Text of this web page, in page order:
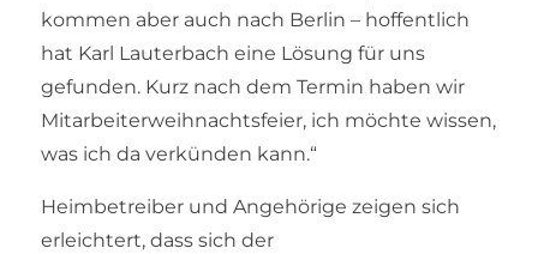
kommen aber auch nach Berlin – hoffentlich
hat Karl Lauterbach eine Lösung für uns
gefunden. Kurz nach dem Termin haben wir
Mitarbeiterweihnachtsfeier, ich möchte wissen,
was ich da verkünden kann.“
Heimbetreiber und Angehörige zeigen sich
erleichtert, dass sich der